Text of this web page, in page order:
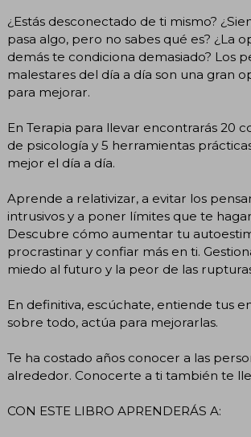
¿Estás desconectado de ti mismo?
pasa algo, pero no sabes qué es? ¿La
demás te condiciona demasiado? Los
malestares del día a día son una gran
para mejorar.
En Terapia para llevar encontrarás 20
de psicología y 5 herramientas
mejor el día a día.
Aprende a relativizar, a evitar los
intrusivos y a poner límites que te
Descubre cómo aumentar tu
procrastinar y confiar más en ti.
miedo al futuro y la peor de las
En definitiva, escúchate, entiende tus
sobre todo, actúa para mejorarlas.
Te ha costado años conocer a las
alrededor. Conocerte a ti también te
CON ESTE LIBRO APRENDERÁS A: